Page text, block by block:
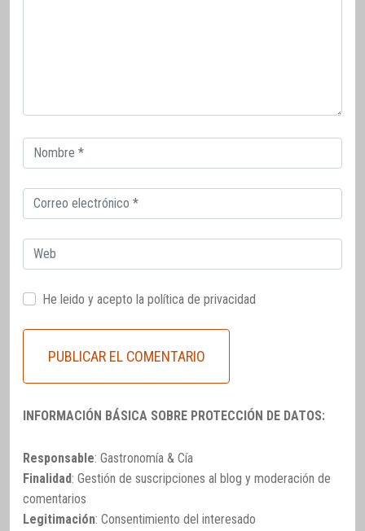
Correo
electrónico
Correo
electrónico
Web
He leido y acepto la política de privacidad
INFORMACIÓN BÁSICA SOBRE PROTECCIÓN DE DATOS:
Responsable: Gastronomía & Cía
Finalidad: Gestión de suscripciones al blog y moderación de
comentarios
Legitimación: Consentimiento del interesado